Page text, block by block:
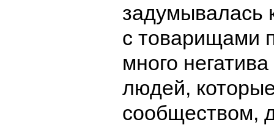
задумывалась
с товарищами
много
людей,
сообществом,